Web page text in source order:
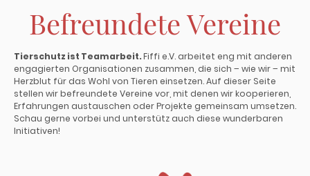
Befreundete Vereine
Tierschutz ist Teamarbeit.Fiffi e.V. arbeitet eng mit anderen
engagierten Organisationen zusammen, die sich – wie wir – mit
Herzblut für das Wohl von Tieren einsetzen. Auf dieser Seite
stellen wir befreundete Vereine vor, mit denen wir kooperieren,
Erfahrungen austauschen oder Projekte gemeinsam umsetzen.
Schau gerne vorbei und unterstütz auch diese wunderbaren
Initiativen!